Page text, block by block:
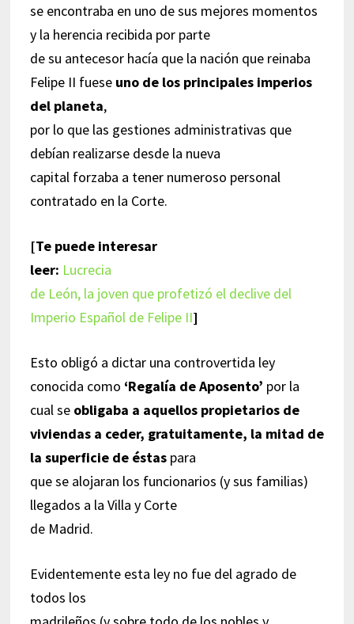
se encontraba en uno de sus mejores momentos
y la herencia recibida por parte
de su antecesor hacía que la nación que reinaba
Felipe II fuese uno de los principales imperios
del planeta,
por lo que las gestiones administrativas que
debían realizarse desde la nueva
capital forzaba a tener numeroso personal
contratado en la Corte.
[Te puede interesar
leer: Lucrecia
de León, la joven que profetizó el declive del
Imperio Español de Felipe II]
Esto obligó a dictar una controvertida ley
conocida como ‘Regalía de Aposento’ por la
cual se obligaba a aquellos propietarios de
viviendas a ceder, gratuitamente, la mitad de
la superficie de éstaspara
que se alojaran los funcionarios (y sus familias)
llegados a la Villa y Corte
de Madrid.
Evidentemente esta ley no fue del agrado de
todos los